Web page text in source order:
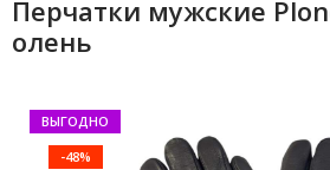
Перчатки мужские
олень
ВЫГОДНО
-48%